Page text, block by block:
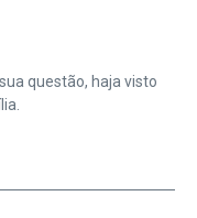
questão, haja visto